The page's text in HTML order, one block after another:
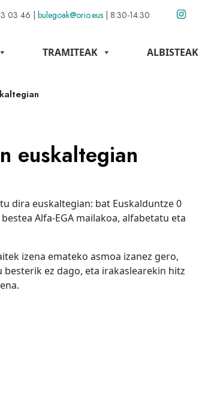
03 46 | bulegoak@orio.eus | 8:30-14:30
TRAMITEAK ALBISTEAK
euskaltegian
dira euskaltegian: bat Euskalduntze 0
Alfa-EGA mailakoa, alfabetatu eta
izena emateko asmoa izanez gero,
ez dago, eta irakaslearekin hitz